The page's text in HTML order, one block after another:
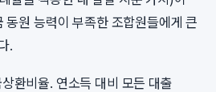
동원 능력이 부족한 조합원들에게 큰
.
환비율. 연소득 대비 모든 대출